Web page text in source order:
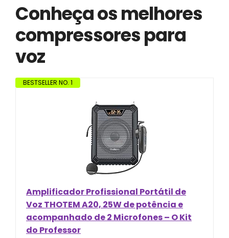
Conheça os melhores
compressores para
voz
BESTSELLER NO. 1
Amplificador Profissional Portátil de
Voz THOTEM A20, 25W de potência e
acompanhado de 2 Microfones – O Kit
do Professor